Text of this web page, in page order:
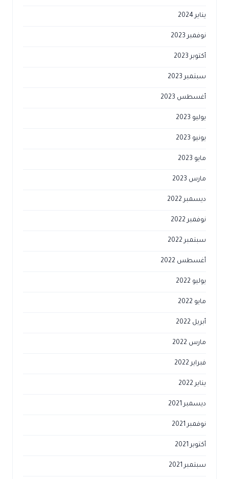
يناير 2024
نوفمبر 2023
أكتوبر 2023
سبتمبر 2023
أغسطس 2023
يوليو 2023
يونيو 2023
مايو 2023
مارس 2023
ديسمبر 2022
نوفمبر 2022
سبتمبر 2022
أغسطس 2022
يوليو 2022
مايو 2022
أبريل 2022
مارس 2022
فبراير 2022
يناير 2022
ديسمبر 2021
نوفمبر 2021
أكتوبر 2021
سبتمبر 2021